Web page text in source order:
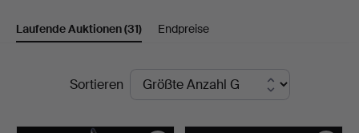
Auktioner
Laufende Auktionen(31) Endpreise
LaufendeSortieren